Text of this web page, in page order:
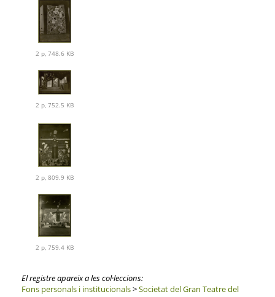
2 p, 748.6 KB
2 p, 752.5 KB
2 p, 809.9 KB
2 p, 759.4 KB
El registre apareix a les col·leccions:
Fons personals i institucionals>Societat del Gran Teatre del